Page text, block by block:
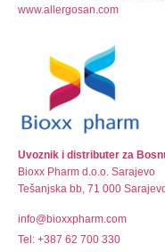
www.allergosan.com
Uvoznik i distributer za
Bioxx Pharm d.o.o. Sarajevo
Tešanjska bb, 71 000
info@bioxxpharm.com
Tel: +387 62 700 330